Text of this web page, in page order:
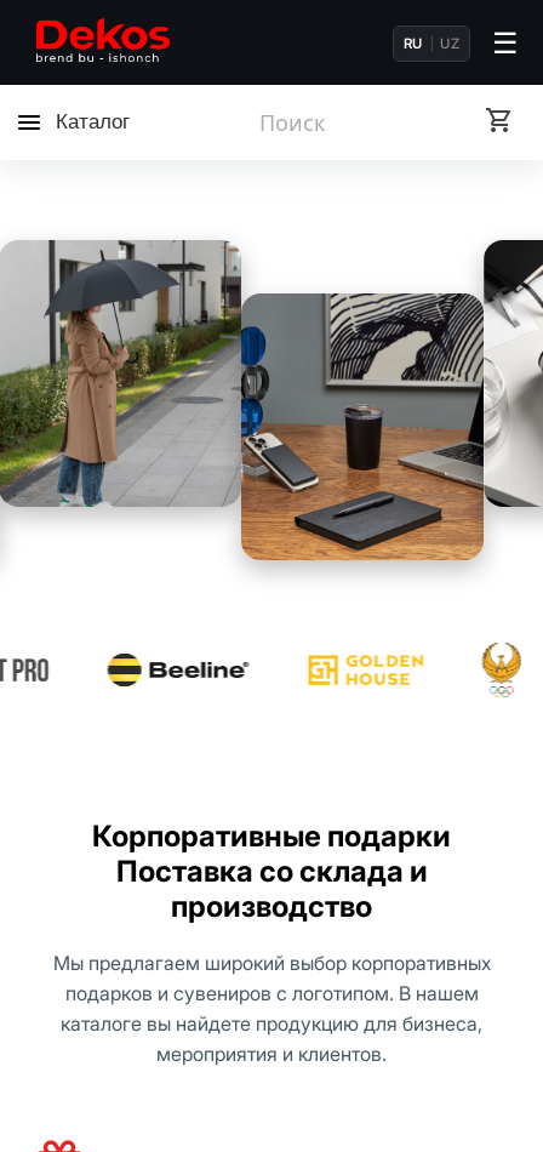
RU UZ ☰
Каталог
Корпоративные подарки
Поставка со склада и
производство
Мы предлагаем широкий выбор корпоративных
подарков и сувениров с логотипом. В нашем
каталоге вы найдете продукцию для бизнеса,
мероприятия и клиентов.